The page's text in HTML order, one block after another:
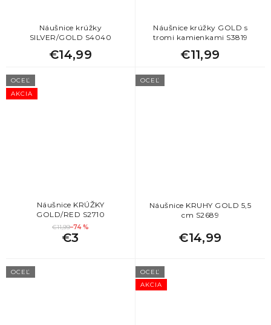
Náušnice krúžky
SILVER/GOLD S4040
€14,99
Náušnice krúžky GOLD s
tromi kamienkami S3819
€11,99
AKCIA
OCEĽ
Náušnice KRÚŽKY
GOLD/RED S2710
€11,99–74 %
€3
OCEĽ
Náušnice KRUHY GOLD 5,5
cm S2689
€14,99
OCEĽ
AKCIA
OCEĽ